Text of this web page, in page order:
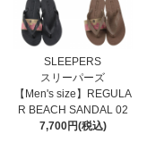
SLEEPERS
スリーパーズ
【Men's size】REGULA
R BEACH SANDAL 02
7,700円(税込)